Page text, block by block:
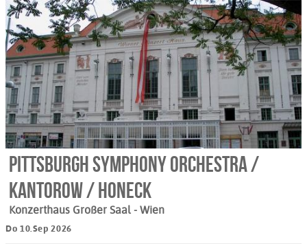
Pittsburgh Symphony Orchestra /
Kantorow / Honeck
Konzerthaus Großer Saal - Wien
Do 10.Sep 2026